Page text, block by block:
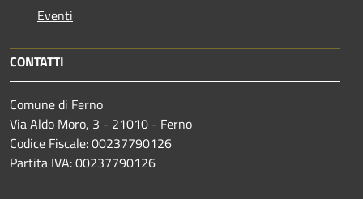
Eventi
CONTATTI
Comune di Ferno
Via Aldo Moro, 3 - 21010 - Ferno
Codice Fiscale: 00237790126
Partita IVA: 00237790126